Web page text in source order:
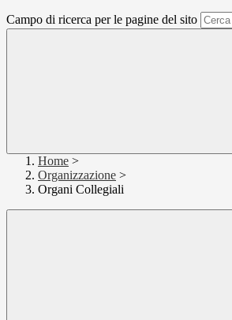
Campo di ricerca per le pagine del sito
Home >
Organizzazione >
Organi Collegiali